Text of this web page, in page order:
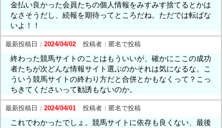
金払い良かった会員たちの個人情報をみすみす捨てるとかは
なさそうだし、続報を期待ってところだね。ただでは転ばな
いよ！！
最新投稿日： 2024/04/02 投稿者： 匿名で投稿
終わった競馬サイトのことはもういいが、確かにここの成功
者たちが次どんな情報サイト選ぶのかそれは気になるな。こ
ういう競馬サイトの終わり方だと合併とかもなくって？こっ
ちきてくださいって勧誘もないのか。
最新投稿日： 2024/04/01 投稿者： 匿名で投稿
これでわかったでしょ。競馬サイトに依存も良くない、最後